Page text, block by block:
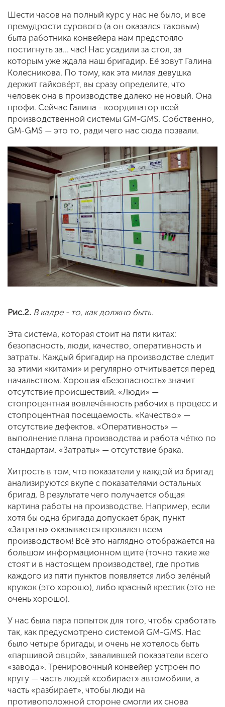
Шести часов на полный курс у нас не было, и все
премудрости сурового (а он оказался таковым)
быта работника конвейера нам предстояло
постигнуть за... час! Нас усадили за стол, за
которым уже ждала наш бригадир. Её зовут Галина
Колесникова. По тому, как эта милая девушка
держит гайковёрт, вы сразу определите, что
человек она в производстве далеко не новый. Она
профи. Сейчас Галина - координатор всей
производственной системы GM-GMS. Собственно,
GM-GMS — это то, ради чего нас сюда позвали.
Рис.2. В кадре - то, как должно быть.
Эта система, которая стоит на пяти китах:
безопасность, люди, качество, оперативность и
затраты. Каждый бригадир на производстве следит
за этими «китами» и регулярно отчитывается перед
начальством. Хорошая «Безопасность» значит
отсутствие происшествий. «Люди» —
стопроцентная вовлечённость рабочих в процесс и
стопроцентная посещаемость. «Качество» —
отсутствие дефектов. «Оперативность» —
выполнение плана производства и работа чётко по
стандартам. «Затраты» — отсутствие брака.
Хитрость в том, что показатели у каждой из бригад
анализируются вкупе с показателями остальных
бригад. В результате чего получается общая
картина работы на производстве. Например, если
хотя бы одна бригада допускает брак, пункт
«Затраты» оказывается провален всем
производством! Всё это наглядно отображается на
большом информационном щите (точно такие же
стоят и в настоящем производстве), где против
каждого из пяти пунктов появляется либо зелёный
кружок (это хорошо), либо красный крестик (это не
очень хорошо).
У нас была пара попыток для того, чтобы сработать
так, как предусмотрено системой GM-GMS. Нас
было четыре бригады, и очень не хотелось быть
«паршивой овцой», завалившей показатели всего
«завода». Тренировочный конвейер устроен по
кругу — часть людей «собирает» автомобили, а
часть «разбирает», чтобы люди на
противоположной стороне смогли их снова